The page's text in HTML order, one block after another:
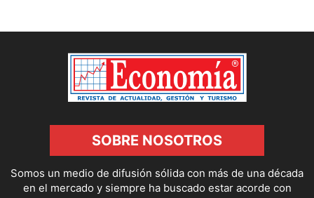
SOBRE NOSOTROS
Somos un medio de difusión sólida con más de una década
en el mercado y siempre ha buscado estar acorde con